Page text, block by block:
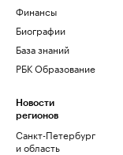
Финансы
Биографии
База знаний
РБК Образование
Новости
регионов
Санкт-Петербург
и область